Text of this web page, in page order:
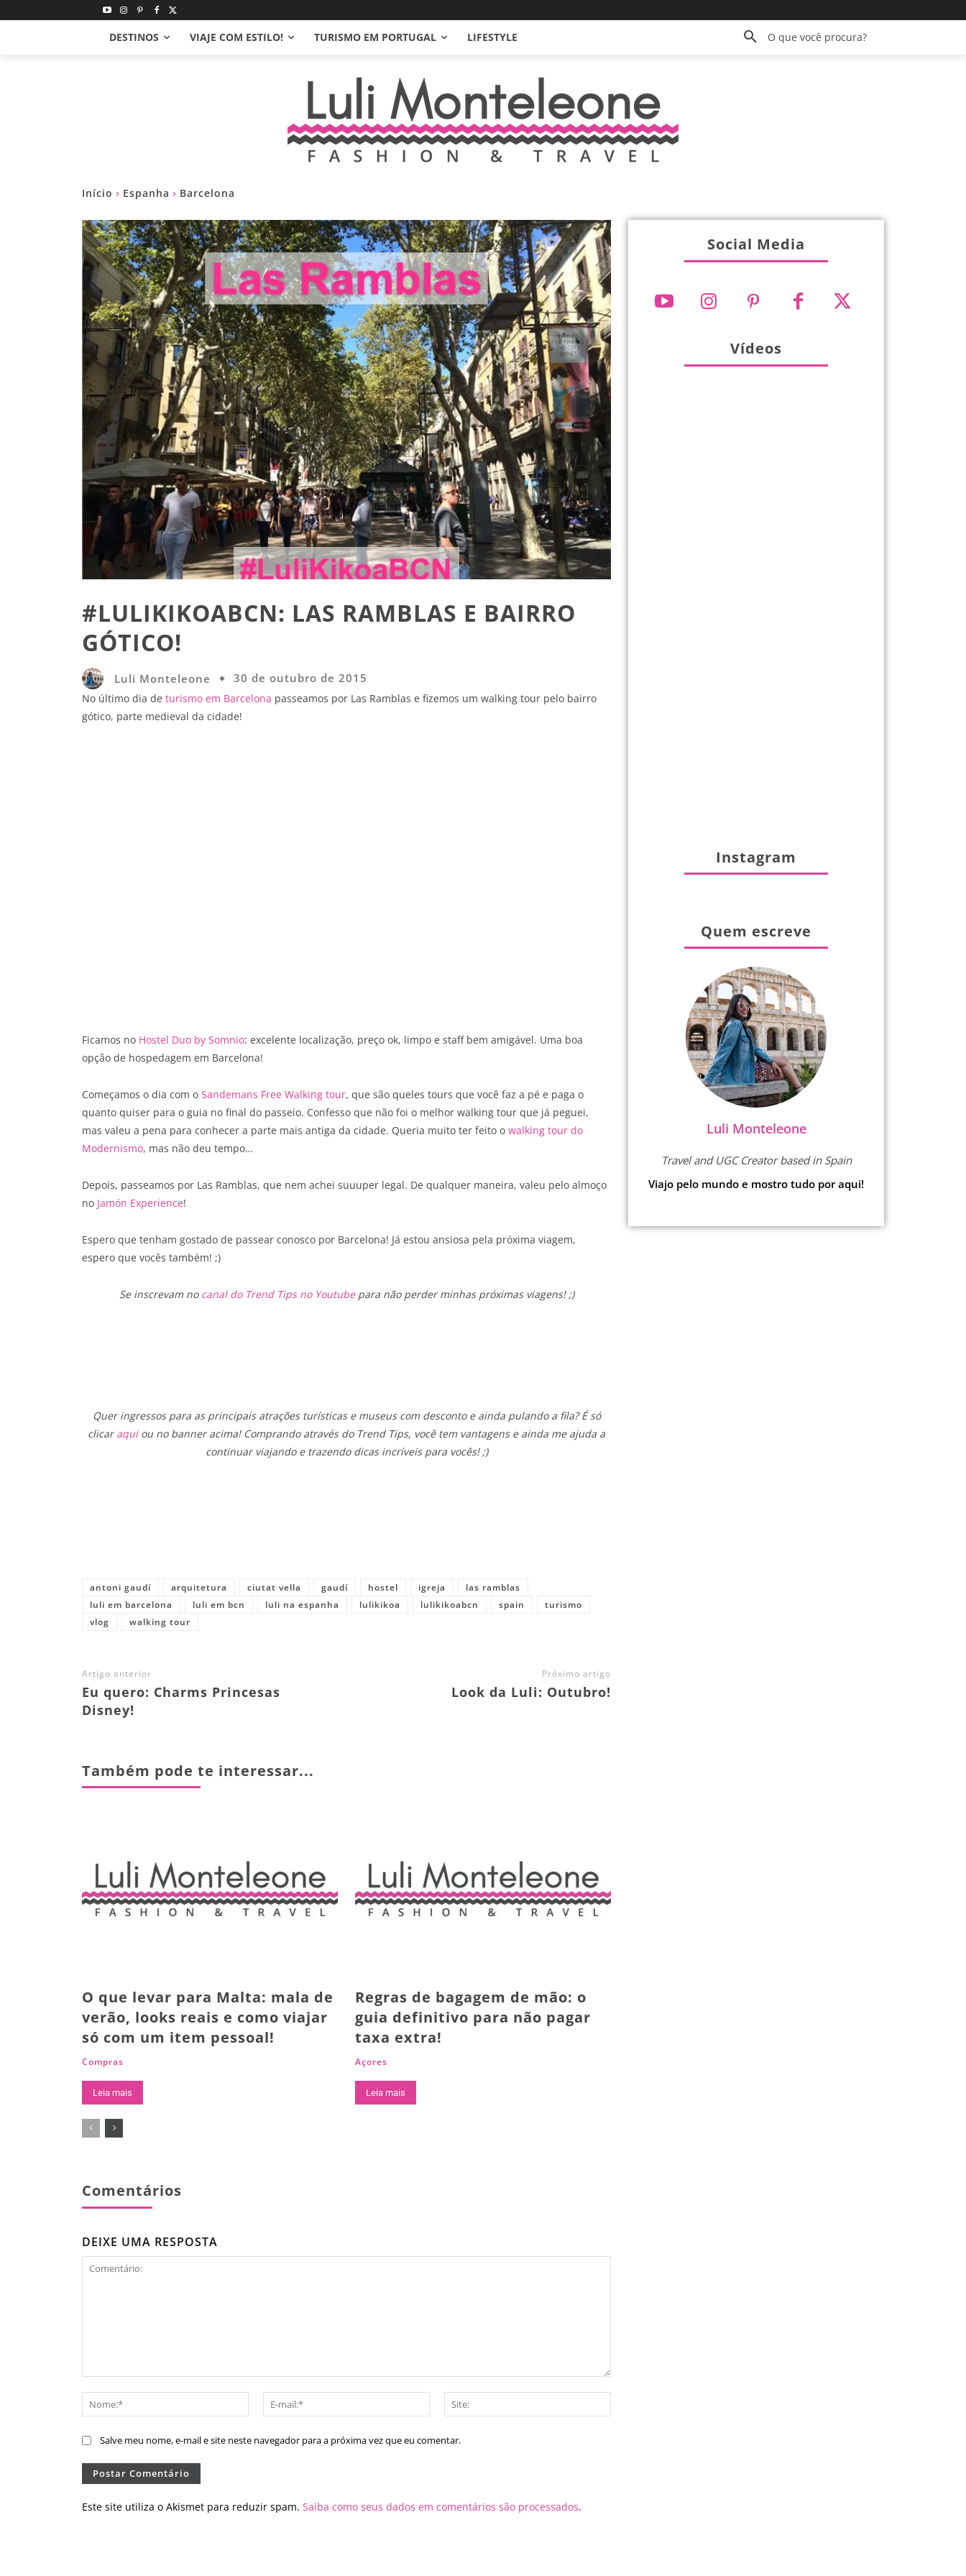
DESTINOS VIAJE COM ESTILO! TURISMO EM PORTUGAL LIFESTYLE O que você procura?
Início Espanha Barcelona
#LULIKIKOABCN: LAS RAMBLAS E BAIRRO
GÓTICO!
Luli Monteleone 30 de outubro de 2015
No último dia de turismo em Barcelona passeamos por Las Ramblas e fizemos um walking tour pelo bairro
gótico, parte medieval da cidade!
Ficamos no Hostel Duo by Somnio: excelente localização, preço ok, limpo e staff bem amigável. Uma boa
opção de hospedagem em Barcelona!
Começamos o dia com o Sandemans Free Walking tour, que são queles tours que você faz a pé e paga o
quanto quiser para o guia no final do passeio. Confesso que não foi o melhor walking tour que já peguei,
mas valeu a pena para conhecer a parte mais antiga da cidade. Queria muito ter feito o walking tour do
Modernismo, mas não deu tempo…
Depois, passeamos por Las Ramblas, que nem achei suuuper legal. De qualquer maneira, valeu pelo almoço
no Jamón Experience!
Espero que tenham gostado de passear conosco por Barcelona! Já estou ansiosa pela próxima viagem,
espero que vocês também! ;)
Se inscrevam no canal do Trend Tips no Youtubepara não perder minhas próximas viagens! ;)
Quer ingressos para as principais atrações turísticas e museus com desconto e ainda pulando a fila? É só
clicaraquiou no banner acima! Comprando através do Trend Tips, você tem vantagens e ainda me ajuda a
continuar viajando e trazendo dicas incríveis para vocês! ;)
antoni gaudí arquitetura ciutat vella gaudí hostel igreja
las ramblas
luli em barcelona
luli em bcn luli na espanha lulikikoa lulikikoabcn spain
turismo
vlog
walking tour
Artigo anterior
Eu quero: Charms Princesas
Disney!
Próximo artigo
Look da Luli: Outubro!
Também pode te interessar...
O que levar para Malta: mala de
verão, looks reais e como viajar
só com um item pessoal!
Compras
Leia mais
Regras de bagagem de mão: o
guia definitivo para não pagar
taxa extra!
Açores
Leia mais
Comentários
DEIXE UMA RESPOSTA
Nome:*
mail:*
Salve meu nome, e-mail e site neste navegador para a próxima vez que eu comentar.
Este site utiliza o Akismet para reduzir spam. Saiba como seus dados em comentários são processados.
Social Media
Vídeos
Instagram
Quem escreve
Luli Monteleone
Travel and UGC Creator based in Spain
Viajo pelo mundo e mostro tudo por aqui!